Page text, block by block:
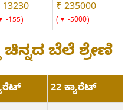
13230
-155
₹ 235000
▼ -5000
ಚಿನ್ನದ ಬೆಲೆ ಶ್ರೇಣಿ
22 ಕ್ಯಾರೆಟ್